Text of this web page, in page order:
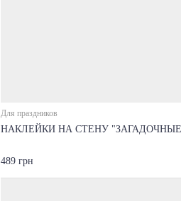
Для праздников
НАКЛЕЙКИ НА СТЕНУ
489 грн